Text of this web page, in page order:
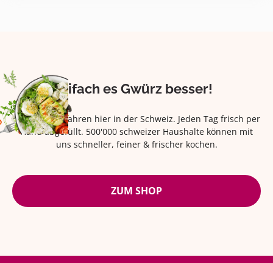
Eifach es Gwürz besser!
Seit über 42 Jahren hier in der Schweiz. Jeden Tag frisch per
Hand abgefüllt. 500'000 schweizer Haushalte können mit
uns schneller, feiner & frischer kochen.
ZUM SHOP